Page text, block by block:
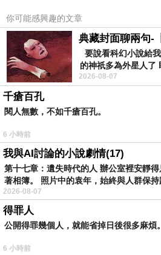
你可能感興趣的文章
典藏封面聊兩句-
要說看科幻小說給
的神祇多為外星人了
驚世駭俗的神通法門
2026-08-07
千瘡百孔
閱人無數，不如千瘡百孔。
6 小時前
我與AI討論的小說劇情(17)
第十七章：遺失時代的人 辦公室裡安靜
著相簿。 照片中的袁年，始終與人群保持
2026-08-07
得罪人
公開得罪幾個人，就能省掉日後很多麻煩。
6 小時前